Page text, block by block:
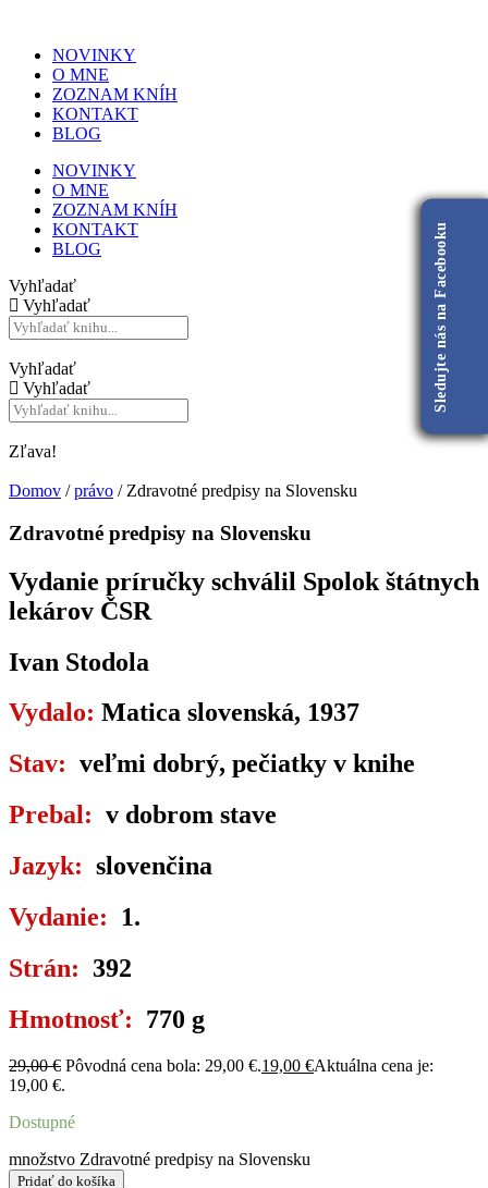
NOVINKY
O MNE
ZOZNAM KNÍH
KONTAKT
BLOG
NOVINKY
O MNE
ZOZNAM KNÍH
KONTAKT
BLOG
Vyhľadať
Vyhľadať
Vyhľadať
Vyhľadať
Zľava!
Domov /právo / Zdravotné predpisy na Slovensku
Zdravotné predpisy na Slovensku
Vydanie príručky schválil Spolok štátnych
lekárov ČSR
Ivan Stodola
Vydalo: Matica slovenská, 1937
Stav: veľmi dobrý, pečiatky v knihe
Prebal: v dobrom stave
Jazyk: slovenčina
Vydanie: 1.
Strán: 392
Hmotnosť: 770 g
29,00€ Pôvodná cena bola: 29,00 €.19,00 €Aktuálna cena je:
19,00 €.
Dostupné
množstvo Zdravotné predpisy na Slovensku
Pridať do košíka
Sledujte nás na Facebooku